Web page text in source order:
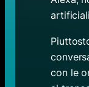
con le